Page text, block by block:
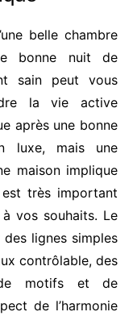
belle chambre
bonne nuit de
sain peut vous
la vie active
après une bonne
luxe, mais une
maison implique
très important
vos souhaits. Le
lignes simples
contrôlable, des
de motifs et de
de l’harmonie